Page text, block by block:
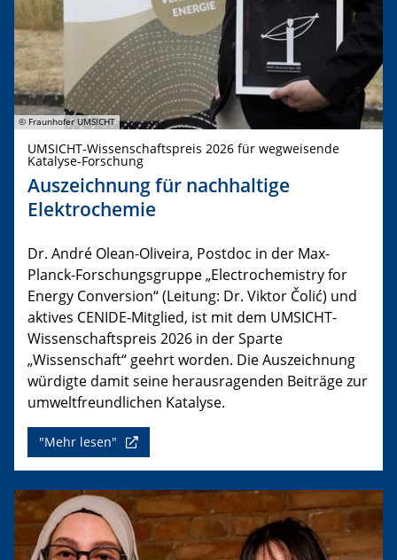
© Fraunhofer UMSICHT
UMSICHT-Wissenschaftspreis 2026 für wegweisende
Katalyse-Forschung
Auszeichnung für nachhaltige
Elektrochemie
Dr. André Olean-Oliveira, Postdoc in der Max-
Planck-Forschungsgruppe „Electrochemistry for
Energy Conversion“ (Leitung: Dr. Viktor Čolić) und
aktives CENIDE-Mitglied, ist mit dem UMSICHT-
Wissenschaftspreis 2026 in der Sparte
„Wissenschaft“ geehrt worden. Die Auszeichnung
würdigte damit seine herausragenden Beiträge zur
umweltfreundlichen Katalyse.
"Mehr lesen"